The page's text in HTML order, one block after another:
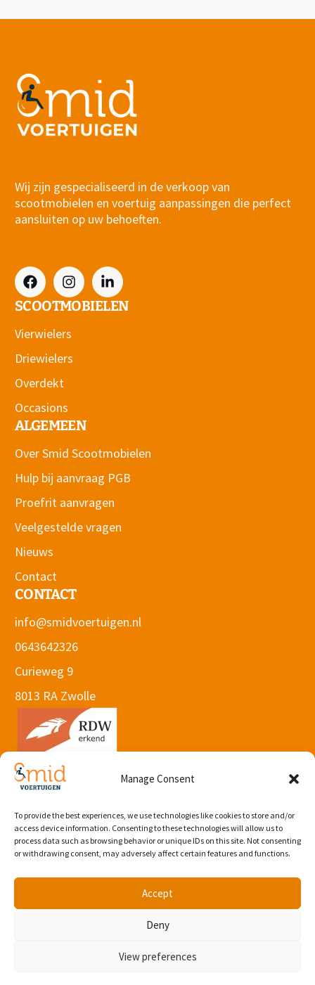
Manage Consent
To provide the best experiences, we use technologies like cookies to store and/or
access device information. Consenting to these technologies will allow us to
process data such as browsing behavior or unique IDs on this site. Not consenting
or withdrawing consent, may adversely affect certain features and functions.
Accept
Deny
View preferences
Wij zijn gespecialiseerd in de verkoop van
scootmobielen en voertuig aanpassingen die perfect
aansluiten op uw behoeften.
SCOOTMOBIELEN
Vierwielers
Driewielers
Overdekt
Occasions
ALGEMEEN
Over Smid Scootmobielen
Hulp bij aanvraag PGB
Proefrit aanvragen
Veelgestelde vragen
Nieuws
Contact
CONTACT
info@smidvoertuigen.nl
0643642326
Curieweg 9
8013 RA Zwolle
© 2026 Webdesign by Subbs
Algemene voorwaarden
Plan proefrit